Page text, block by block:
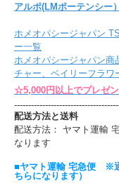
アルポ(LMポーテンシー）
ホメオパシージャパン
ー一覧
ホメオパシージャパン商
チャー、ベイリーフラワ
☆5,000円以上でプレゼ
配送方法と送料
配送方法： ヤマト運輸
なります
■ヤマト運輸 宅急便 ※
ちらになります）